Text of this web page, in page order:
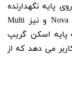
پایه نگهدارنده
Nova و نیز Multi
پايه اسکن گريپ
می‌ دهد که از